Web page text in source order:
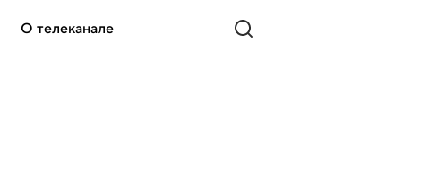
О телеканале